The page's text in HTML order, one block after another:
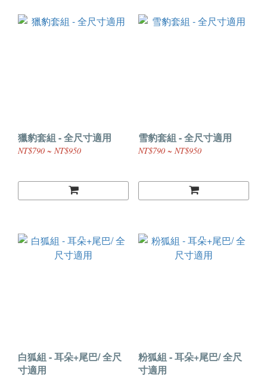
獵豹套組 - 全尺寸適用
NT$790 ~ NT$950
雪豹套組 - 全尺寸適用
NT$790 ~ NT$950
白狐組 - 耳朵+尾巴/ 全尺
寸適用
粉狐組 - 耳朵+尾巴/ 全尺
寸適用